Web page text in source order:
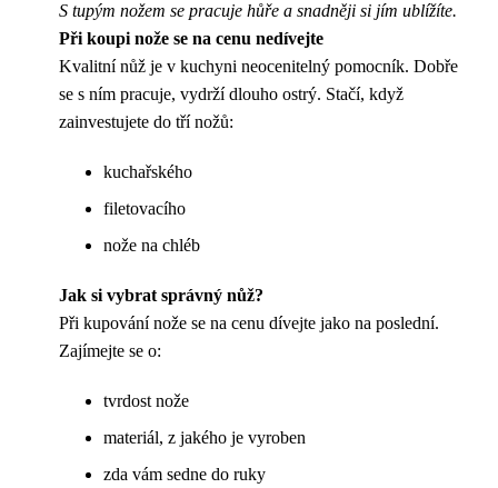
S tupým nožem se pracuje hůře a snadněji si jím ublížíte.
Při koupi nože se na cenu nedívejte
Kvalitní nůž je v kuchyni neocenitelný pomocník. Dobře
se s ním pracuje, vydrží dlouho ostrý. Stačí, když
zainvestujete do tří nožů:
kuchařského
filetovacího
nože na chléb
Jak si vybrat správný nůž?
Při kupování nože se na cenu dívejte jako na poslední.
Zajímejte se o:
tvrdost nože
materiál, z jakého je vyroben
zda vám sedne do ruky